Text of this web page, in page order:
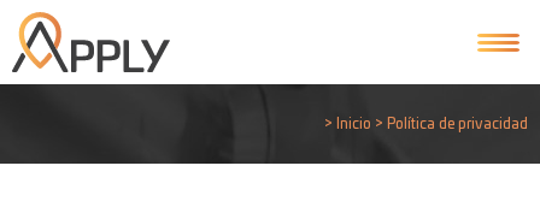
> Inicio > Política de privacidad